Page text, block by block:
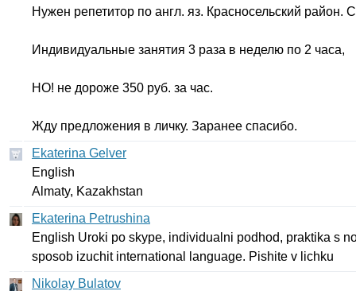
Нужен репетитор по англ. яз. Красносельский район.
Индивидуальные занятия 3 раза в неделю по 2 часа,
НО! не дороже 350 руб. за час.
Жду предложения в личку. Заранее спасибо.
Ekaterina Gelver
English
Almaty, Kazakhstan
Ekaterina Petrushina
English Uroki po skype, individualni podhod, praktika s
sposob izuchit international language. Pishite v lichku
Nikolay Bulatov